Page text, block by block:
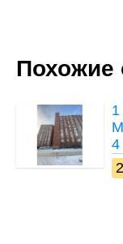
Похожие
1
4